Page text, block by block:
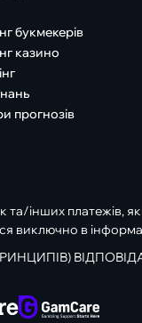
букмекерів
казино
прогнозів
інших платежів,
виключно в